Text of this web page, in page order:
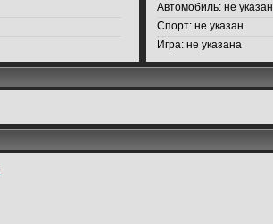
Автомобиль: не указан
Спорт: не указан
Игра: не указана